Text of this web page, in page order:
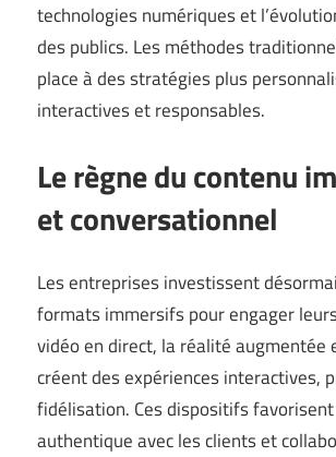
technologies numériques et
des publics. Les méthodes
place à des stratégies plus
interactives et responsables.
Le règne du contenu
et conversationnel
Les entreprises investissent
formats immersifs pour engager
vidéo en direct, la réalité augmentée
créent des expériences interactives,
fidélisation. Ces dispositifs
authentique avec les clients et